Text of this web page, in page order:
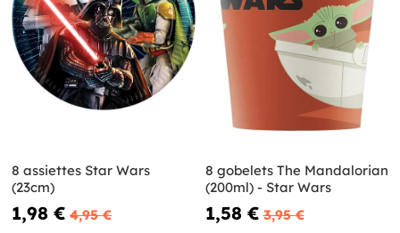
8 assiettes Star Wars
(23cm)
1,98 € 4,95 €
8 gobelets The Mandalorian
(200ml) - Star Wars
1,58 € 3,95 €